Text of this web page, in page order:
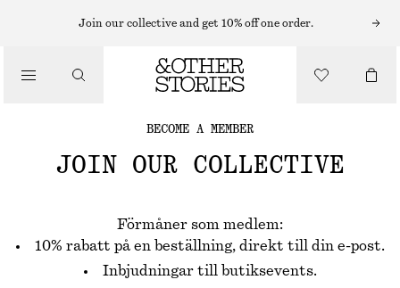
Join our collective and get 10% off one order.
BECOME A MEMBER
JOIN OUR COLLECTIVE
Förmåner som medlem:
10% rabatt på en beställning, direkt till din e-post.
Inbjudningar till butiksevents.